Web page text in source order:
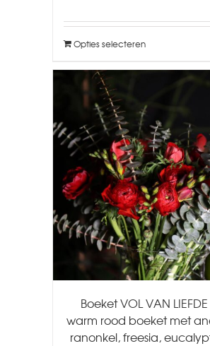
Opties selecteren
Boeket VOL VAN
warm rood boeket met
ranonkel, freesia,